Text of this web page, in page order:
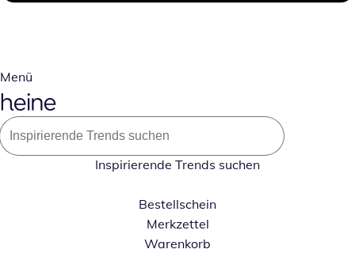
Menü
Inspirierende Trends suchen
Bestellschein
Merkzettel
Warenkorb